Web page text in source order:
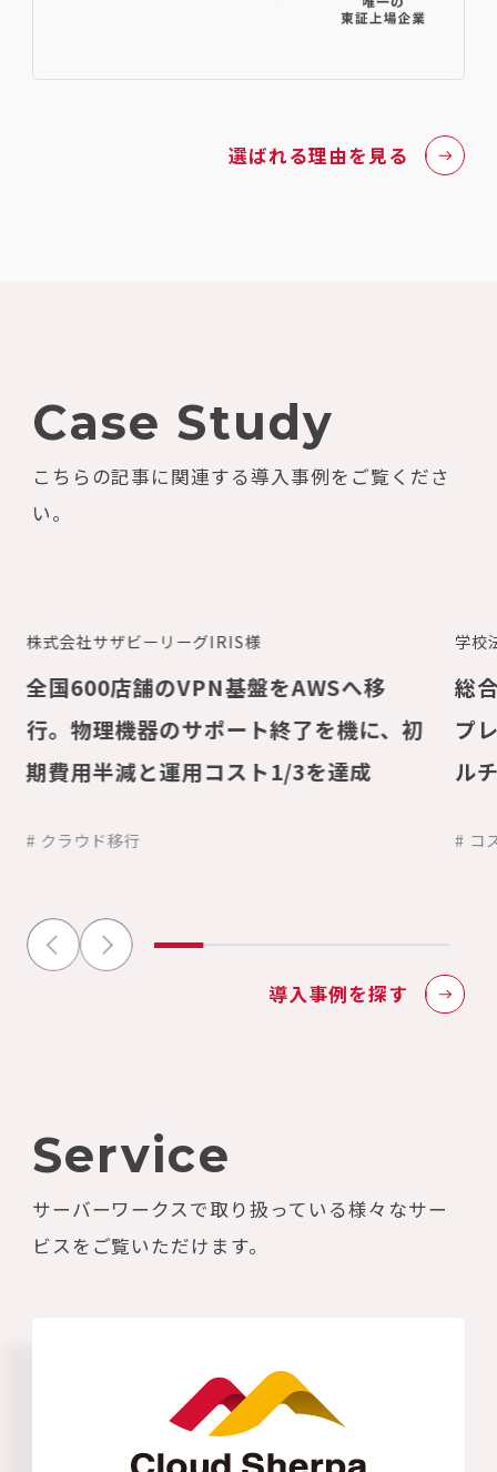
選ばれる理由を見る
Case Study
こちらの記事に関連する導入事例をご覧くださ
い。
株式会社サザビーリーグIRIS様
全国600店舗のVPN基盤をAWSへ移
行。物理機器のサポート終了を機に、初
期費用半減と運用コスト1/3を達成
# クラウド移行
学校
総
プ
ル
# コ
導入事例を探す
Service
サーバーワークスで取り扱っている様々なサー
ビスをご覧いただけます。